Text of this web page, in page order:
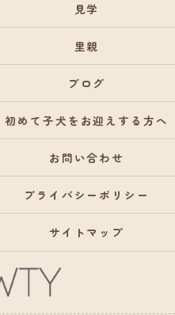
見学
里親
ブログ
初めて子犬をお迎えする方へ
お問い合わせ
プライバシーポリシー
サイトマップ